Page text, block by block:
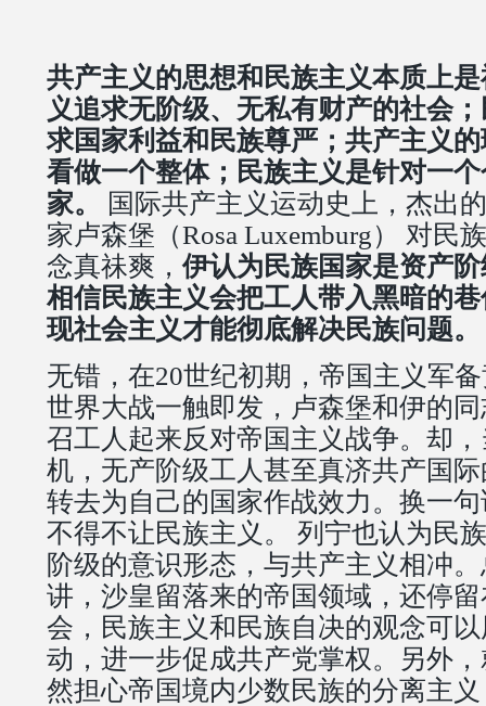
共产主义的思想和民族主义本质上
义追求无阶级、无私有财产的社会
求国家利益和民族尊严；共产主义
看做一个整体；民族主义是针对一
家。
国际共产主义运动史上，杰出
家卢森堡（Rosa Luxemburg） 对民
念真祙爽，伊认为民族国家是资产
相信民族主义会把工人带入黑暗的
现社会主义才能彻底解决民族问题。
无错，在20世纪初期，帝国主义军
世界大战一触即发，卢森堡和伊的
召工人起来反对帝国主义战争。却
机，无产阶级工人甚至真济共产国
转去为自己的国家作战效力。换一
不得不让民族主义。 列宁也认为民
阶级的意识形态，与共产主义相冲
讲，沙皇留落来的帝国领域，还停
会，民族主义和民族自决的观念可
动，进一步促成共产党掌权。另外
然担心帝国境内少数民族的分离主